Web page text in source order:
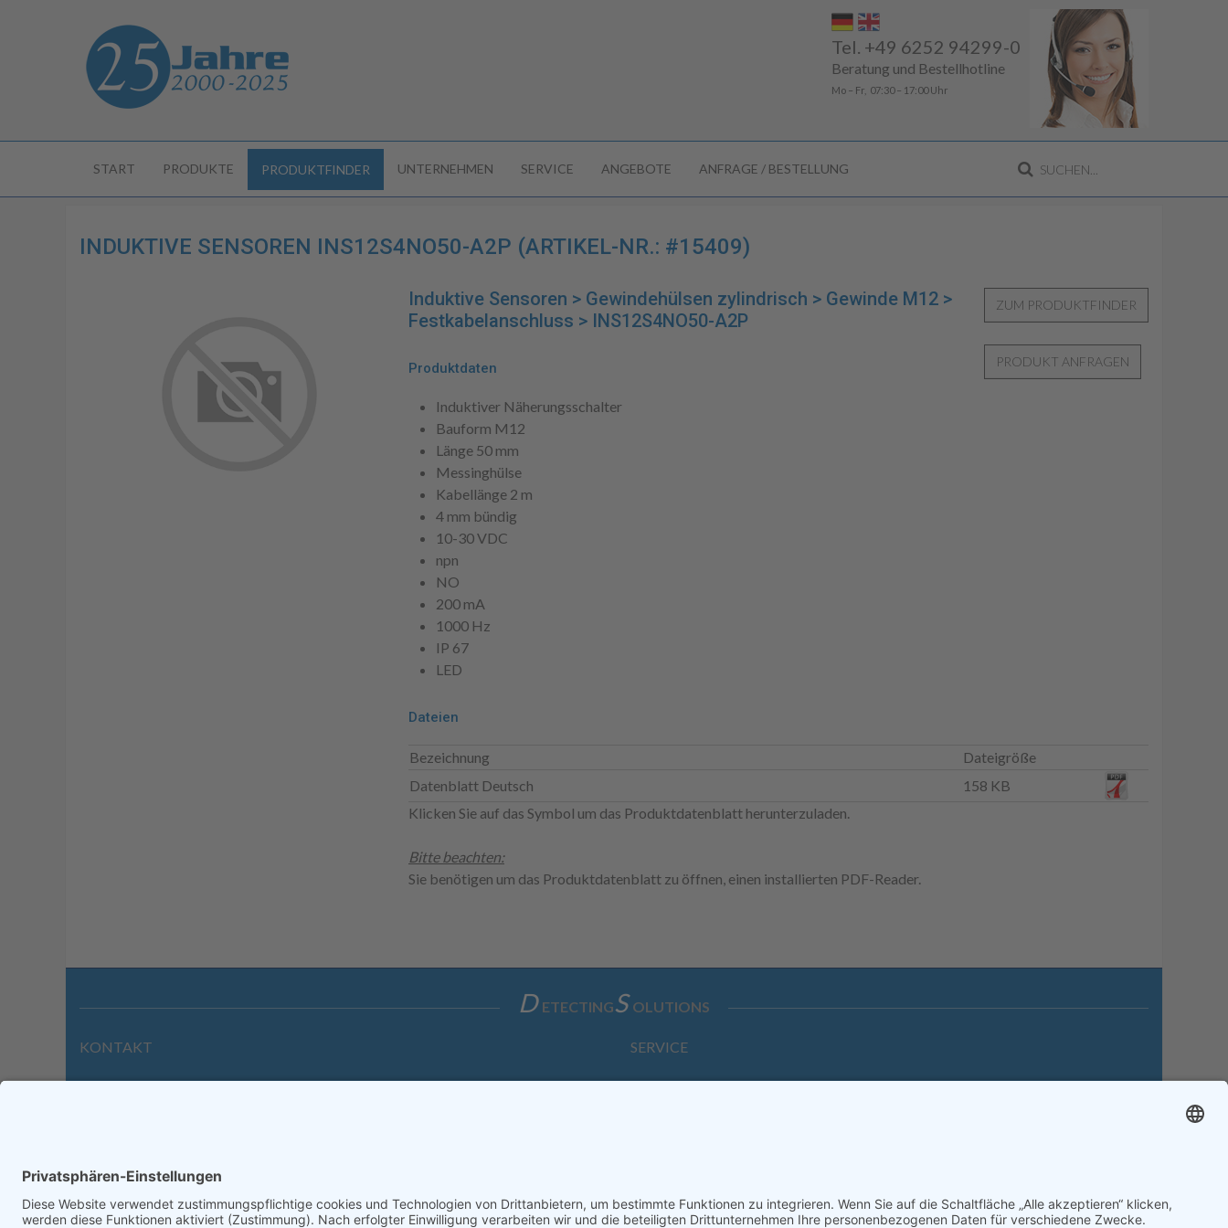
Tel. +49 6252 94299-0
Beratung und Bestellhotline
Mo – Fr, 07:30 – 17:00 Uhr
START PRODUKTE PRODUKTFINDER UNTERNEHMEN SERVICE ANGEBOTE ANFRAGE / BESTELLUNG
INDUKTIVE SENSOREN INS12S4NO50-A2P (ARTIKEL-NR.: #15409)
Induktive Sensoren > Gewindehülsen zylindrisch > Gewinde M12 >
Festkabelanschluss > INS12S4NO50-A2P
Produktdaten
Induktiver Näherungsschalter
Bauform M12
Länge 50 mm
Messinghülse
Kabellänge 2 m
4 mm bündig
10-30 VDC
npn
NO
200 mA
1000 Hz
IP 67
LED
Dateien
Bezeichnung
Dateigröße
Datenblatt Deutsch
158 KB
Klicken Sie auf das Symbol um das Produktdatenblatt herunterzuladen.
Bitte beachten:
Sie benötigen um das Produktdatenblatt zu öffnen, einen installierten PDF-Reader.
D ETECTINGS OLUTIONS
KONTAKT
Wilhelmstraße 39 | 64646 Heppenheim
info@dietz-sensortechnik.de
SERVICE
Anfrage